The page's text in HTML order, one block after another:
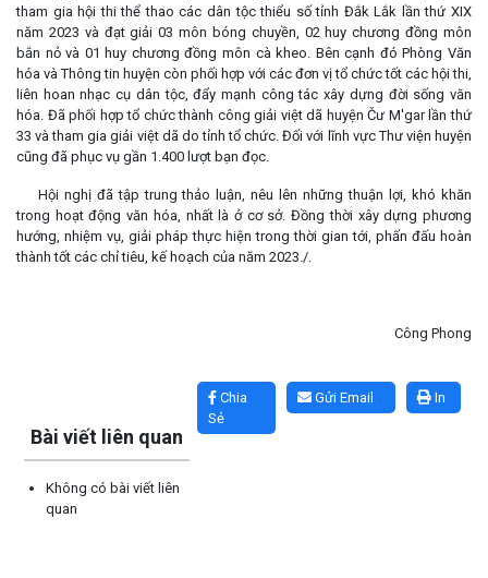
tham gia hội thi thể thao các dân tộc thiểu số tỉnh Đắk Lắk lần thứ XIX
năm 2023 và đạt giải 03 môn bóng chuyền, 02 huy chương đồng môn
bắn nỏ và 01 huy chương đồng môn cà kheo. Bên cạnh đó Phòng Văn
hóa và Thông tin huyện còn phối hợp với các đơn vị tổ chức tốt các hội thi,
liên hoan nhạc cụ dân tộc, đẩy mạnh công tác xây dựng đời sống văn
hóa. Đã phối hợp tổ chức thành công giải việt dã huyện Čư M'gar lần thứ
33 và tham gia giải việt dã do tỉnh tổ chức. Đối với lĩnh vực Thư viện huyện
cũng đã phục vụ gần 1.400 lượt bạn đọc.
Hội nghị đã tập trung thảo luận, nêu lên những thuận lợi, khó khăn
trong hoạt động văn hóa, nhất là ở cơ sở. Đồng thời xây dựng phương
hướng, nhiệm vụ, giải pháp thực hiện trong thời gian tới, phấn đấu hoàn
thành tốt các chỉ tiêu, kế hoạch của năm 2023./.
Công Phong
In
Gửi Email
Chia
Sẻ
Bài viết liên quan
Không có bài viết liên
quan